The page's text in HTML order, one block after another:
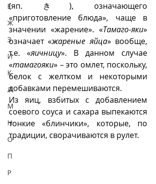
Е
Ж
З
И
К
Л
М
Н
О
П
Р
(яп. き), означающего
«приготовление блюда», чаще в
значении «жарение». «Тамаго-яки»
означает «жареные яйца» вообще,
т.е. «яичницу». В данном случае
«тамагояки» – это омлет, поскольку,
белок с желтком и некоторыми
добавками перемешиваются.
Из яиц, взбитых с добавлением
соевого соуса и сахара выпекаются
тонкие «блинчики», которые, по
традиции, сворачиваются в рулет.